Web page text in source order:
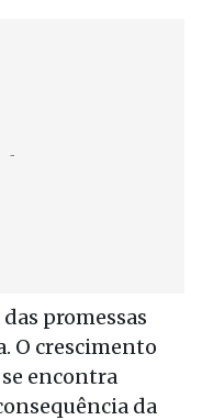
promessas
O crescimento
encontra
da